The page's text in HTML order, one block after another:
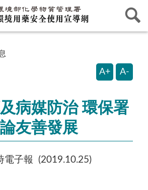
A+ A-
病媒防治 環保署
友善發展
電子報 (2019.10.25)